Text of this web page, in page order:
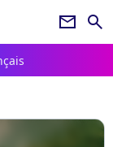
newsletter search